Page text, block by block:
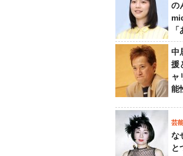
の
中
援
ャ
能
芸
な
と